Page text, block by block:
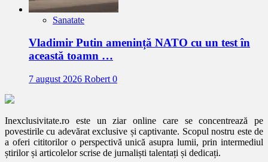
Sanatate
Vladimir Putin amenință NATO cu un test în
această toamn …
7 august 2026 Robert 0
Inexclusivitate.ro este un ziar online care se concentrează pe
povestirile cu adevărat exclusive și captivante. Scopul nostru este de
a oferi cititorilor o perspectivă unică asupra lumii, prin intermediul
știrilor și articolelor scrise de jurnaliști talentați și dedicați.